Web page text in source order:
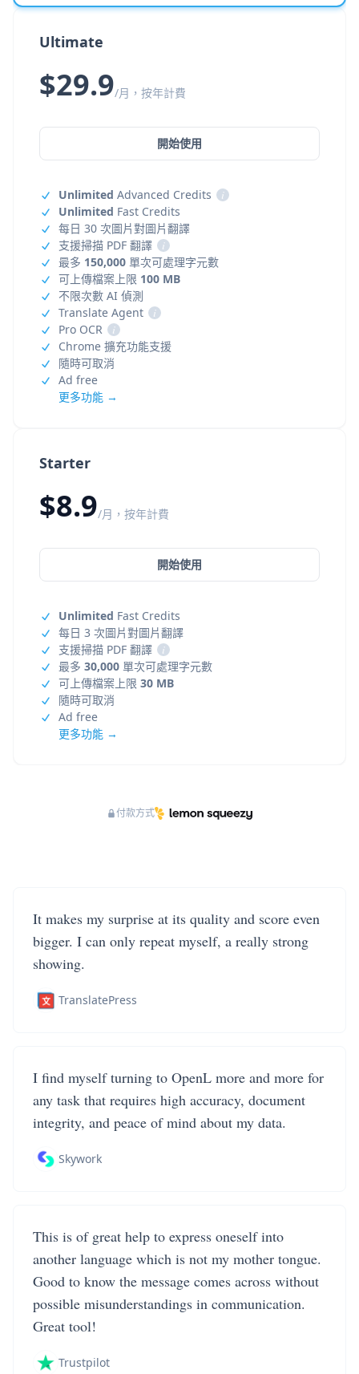
Starter
$8.9/月，按年計費
開始使用
Unlimited Fast Credits
每日 3 次圖片對圖片翻譯
支援掃描 PDF 翻譯
i
最多 30,000 單次可處理字元數
可上傳檔案上限 30 MB
隨時可取消
Ad free
更多功能 →
Ultimate
$29.9/月，按年計費
開始使用
Unlimited Advanced Credits
i
Unlimited Fast Credits
每日 30 次圖片對圖片翻譯
支援掃描 PDF 翻譯
i
最多 150,000 單次可處理字元數
可上傳檔案上限 100 MB
不限次數 AI 偵測
Translate Agent
i
Pro OCR
i
Chrome 擴充功能支援
隨時可取消
Ad free
更多功能 →
付款方式
It makes my surprise at its quality and score even
bigger. I can only repeat myself, a really strong
showing.
TranslatePress
I find myself turning to OpenL more and more for
any task that requires high accuracy, document
integrity, and peace of mind about my data.
Skywork
This is of great help to express oneself into
another language which is not my mother tongue.
Good to know the message comes across without
possible misunderstandings in communication.
Great tool!
Trustpilot